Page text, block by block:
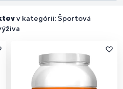
v kategórii: Športová